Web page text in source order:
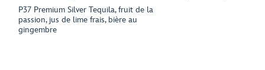
P37 Premium Silver Tequila, fruit de la
passion, jus de lime frais, bière au
gingembre